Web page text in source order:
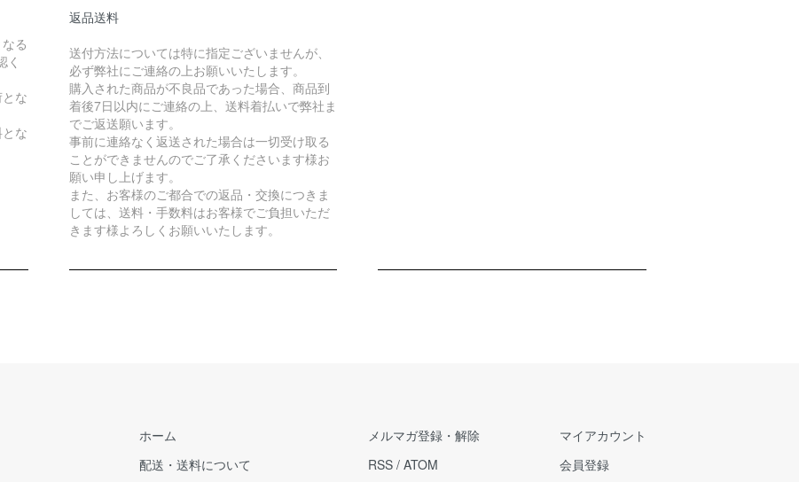
る
く
な
な
返品送料
送付方法については特に指定ございませんが、
必ず弊社にご連絡の上お願いいたします。
購入された商品が不良品であった場合、商品到
着後7日以内にご連絡の上、送料着払いで弊社ま
でご返送願います。
事前に連絡なく返送された場合は一切受け取る
ことができませんのでご了承くださいます様お
願い申し上げます。
また、お客様のご都合での返品・交換につきま
しては、送料・手数料はお客様でご負担いただ
きます様よろしくお願いいたします。
ホーム
配送・送料について
メルマガ登録・解除
RSS / ATOM
マイアカウント
会員登録